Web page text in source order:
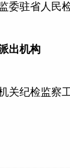
委驻省人民
出机构
关纪检监察